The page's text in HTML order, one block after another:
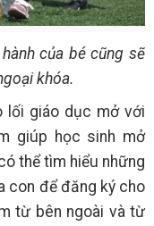
của bé cũng sẽ
khóa.
lối giáo dục mở với
giúp học sinh mở
thể tìm hiểu những
con để đăng ký cho
từ bên ngoài và từ